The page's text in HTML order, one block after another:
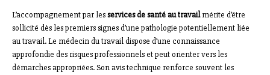
L’accompagnement par lesservices de santé au travailmérite d’être
sollicité dès les premiers signes d’une pathologie potentiellement liée
au travail. Le médecin du travail dispose d’une connaissance
approfondie des risques professionnels et peut orienter vers les
démarches appropriées. Son avis technique renforce souvent les